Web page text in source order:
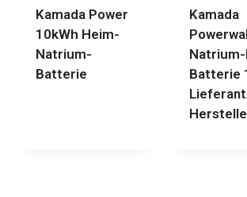
Kamada Power
10kWh Heim-
Natrium-
Batterie
Kamada
Batterie